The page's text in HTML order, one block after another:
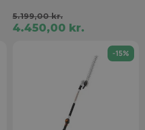
5.199,00 kr.
4.450,00 kr.
-15%